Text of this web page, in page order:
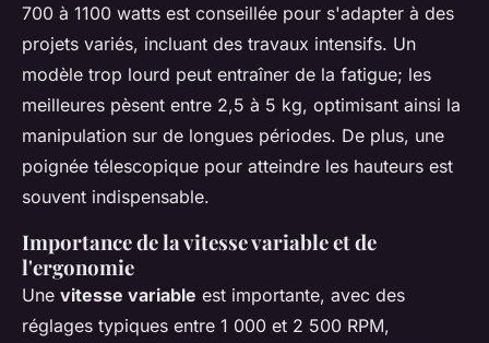
700 à 1100 watts est conseillée pour s'adapter à des
projets variés, incluant des travaux intensifs. Un
modèle trop lourd peut entraîner de la fatigue; les
meilleures pèsent entre 2,5 à 5 kg, optimisant ainsi la
manipulation sur de longues périodes. De plus, une
poignée télescopique pour atteindre les hauteurs est
souvent indispensable.
Importance de la vitesse variable et de
l'ergonomie
Une vitesse variable est importante, avec des
réglages typiques entre 1 000 et 2 500 RPM,